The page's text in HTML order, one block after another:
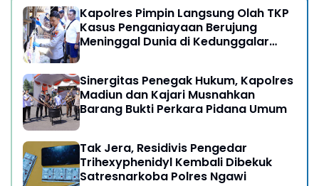
Kapolres Pimpin Langsung Olah TKP
Kasus Penganiayaan Berujung
Meninggal Dunia di Kedunggalar
Sinergitas Penegak Hukum, Kapolres
Madiun dan Kajari Musnahkan
Barang Bukti Perkara Pidana Umum
Tak Jera, Residivis Pengedar
Trihexyphenidyl Kembali Dibekuk
Satresnarkoba Polres Ngawi